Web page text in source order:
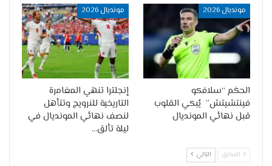
مونديال 2026
الحكَم “سلافكو
فينتشيتش” يُبكي القلوب
قبل نهائي المونديال
مونديال 2026
إنجلترا تنهي المغامرة
التاريخية للنرويج وتتأهل
لنصف نهائي المونديال في
ليلة تألق…
السابق التالي